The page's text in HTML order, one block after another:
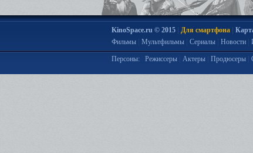
KinoSpace.ru © 2015| Для смартфона|
Фильмы| Мультфильмы| Сериалы| Новости|
Персоны: Режиссеры| Актеры| Продюсеры|